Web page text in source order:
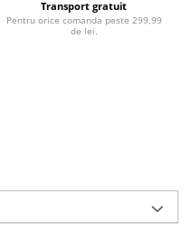
Transport gratuit
Pentru orice comanda peste 299,99
de lei.